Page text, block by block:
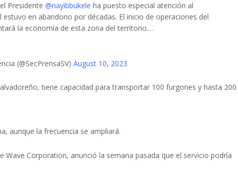
Presidente @nayibbukele ha puesto especial atención al
en abandono por décadas. El inicio de operaciones del
la economía de esta zona del territorio.…
(@SecPrensaSV) August 10, 2023
tiene capacidad para transportar 100 furgones y hasta 200
aunque la frecuencia se ampliará.
Wave Corporation, anunció la semana pasada que el servicio podría